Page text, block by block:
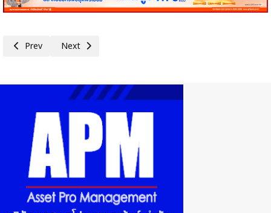
Previous article: คอหุ้น Power Time 7 กรกฎาคม 2569 - 4
Prev Next article: คอหุ้น Power Time 7 กรกฎาคม 2569 - 2
Next